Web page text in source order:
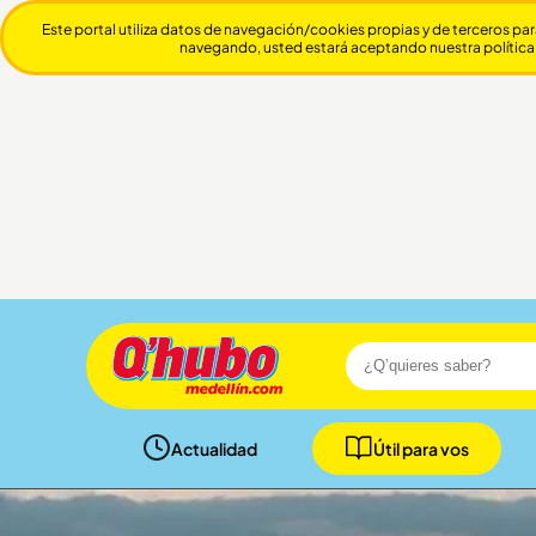
Actualidad Útil para vos
Este portal utiliza datos de navegación/cookies propias y de terceros
navegando, usted estará aceptando nuestra